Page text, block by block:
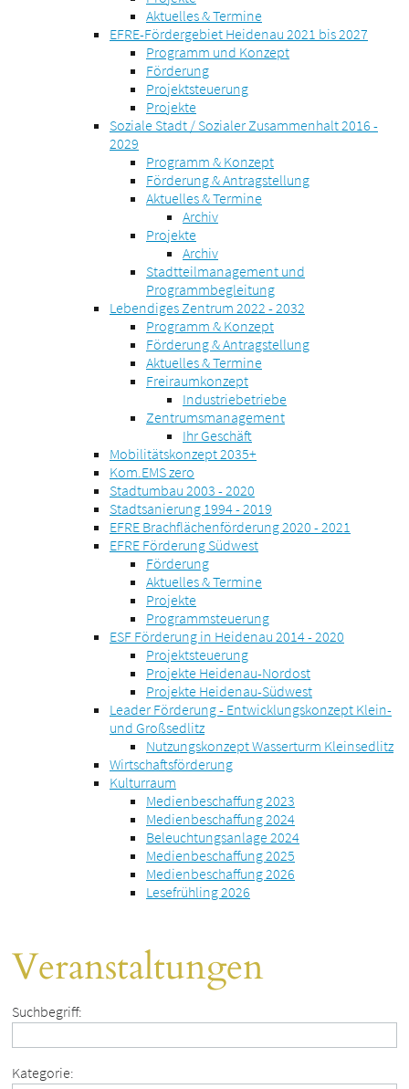
Aktuelles & Termine
EFRE-Fördergebiet Heidenau 2021 bis 2027
Programm und Konzept
Förderung
Projektsteuerung
Projekte
Soziale Stadt / Sozialer Zusammenhalt 2016 -
2029
Programm & Konzept
Förderung & Antragstellung
Aktuelles & Termine
Archiv
Projekte
Archiv
Stadtteilmanagement und
Programmbegleitung
Lebendiges Zentrum 2022 - 2032
Programm & Konzept
Förderung & Antragstellung
Aktuelles & Termine
Freiraumkonzept
Industriebetriebe
Zentrumsmanagement
Ihr Geschäft
Mobilitätskonzept 2035+
Kom.EMS zero
Stadtumbau 2003 - 2020
Stadtsanierung 1994 - 2019
EFRE Brachflächenförderung 2020 - 2021
EFRE Förderung Südwest
Förderung
Aktuelles & Termine
Projekte
Programmsteuerung
ESF Förderung in Heidenau 2014 - 2020
Projektsteuerung
Projekte Heidenau-Nordost
Projekte Heidenau-Südwest
Leader Förderung - Entwicklungskonzept Klein-
und Großsedlitz
Nutzungskonzept Wasserturm Kleinsedlitz
Wirtschaftsförderung
Kulturraum
Medienbeschaffung 2023
Medienbeschaffung 2024
Beleuchtungsanlage 2024
Medienbeschaffung 2025
Medienbeschaffung 2026
Lesefrühling 2026
Veranstaltungen
Suchbegriff:
Kategorie: